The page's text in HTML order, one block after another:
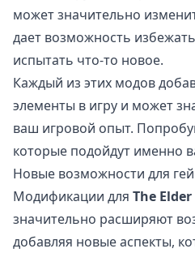
может значительно
дает возможность
испытать что-то новое.
Каждый из этих модов
элементы в игру и может
ваш игровой опыт.
которые подойдут именно
Новые возможности для
Модификации для The
значительно расширяют
добавляя новые аспекты,